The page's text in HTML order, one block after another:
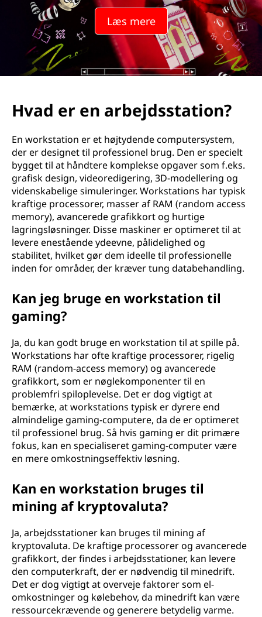
d
Læs mere
Hvad er en arbejdsstation?
En workstation er et højtydende computersystem,
der er designet til professionel brug. Den er specielt
bygget til at håndtere komplekse opgaver som f.eks.
grafisk design, videoredigering, 3D-modellering og
videnskabelige simuleringer. Workstations har typisk
kraftige processorer, masser af RAM (random access
memory), avancerede grafikkort og hurtige
lagringsløsninger. Disse maskiner er optimeret til at
levere enestående ydeevne, pålidelighed og
stabilitet, hvilket gør dem ideelle til professionelle
inden for områder, der kræver tung databehandling.
Kan jeg bruge en workstation til
gaming?
Ja, du kan godt bruge en workstation til at spille på.
Workstations har ofte kraftige processorer, rigelig
RAM (random-access memory) og avancerede
grafikkort, som er nøglekomponenter til en
problemfri spiloplevelse. Det er dog vigtigt at
bemærke, at workstations typisk er dyrere end
almindelige gaming-computere, da de er optimeret
til professionel brug. Så hvis gaming er dit primære
fokus, kan en specialiseret gaming-computer være
en mere omkostningseffektiv løsning.
Kan en workstation bruges til
mining af kryptovaluta?
Ja, arbejdsstationer kan bruges til mining af
kryptovaluta. De kraftige processorer og avancerede
grafikkort, der findes i arbejdsstationer, kan levere
den computerkraft, der er nødvendig til minedrift.
Det er dog vigtigt at overveje faktorer som el-
omkostninger og kølebehov, da minedrift kan være
ressourcekrævende og generere betydelig varme.